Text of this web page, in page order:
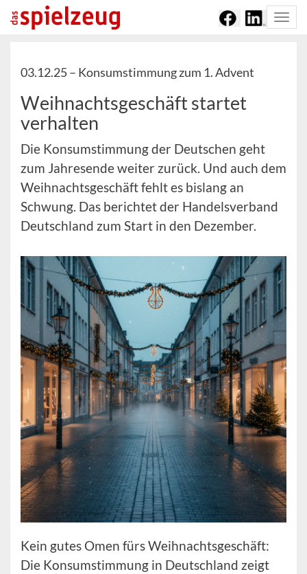
03.12.25 – Konsumstimmung zum 1. Advent
Weihnachtsgeschäft startet
verhalten
Die Konsumstimmung der Deutschen geht
zum Jahresende weiter zurück. Und auch dem
Weihnachtsgeschäft fehlt es bislang an
Schwung. Das berichtet der Handelsverband
Deutschland zum Start in den Dezember.
Kein gutes Omen fürs Weihnachtsgeschäft:
Die Konsumstimmung in Deutschland zeigt